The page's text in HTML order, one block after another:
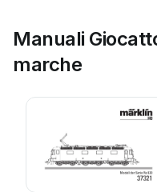
Manuali
marche